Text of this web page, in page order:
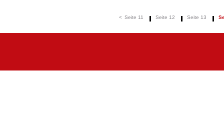
< Seite 11 Seite 12 Seite 13